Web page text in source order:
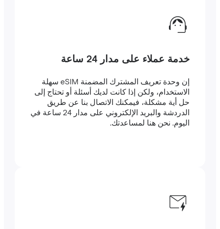
خدمة عملاء على مدار 24 ساعة
إن وحدة تعريف المشترك المضمنة eSIM سهلة
الاستخدام، ولكن إذا كانت لديك أسئلة أو تحتاج إلى
حل أية مشكلة، فيمكنك الاتصال بنا عن طريق
الدردشة والبريد الإلكتروني على مدار 24 ساعة في
اليوم. نحن هنا لمساعدتك.